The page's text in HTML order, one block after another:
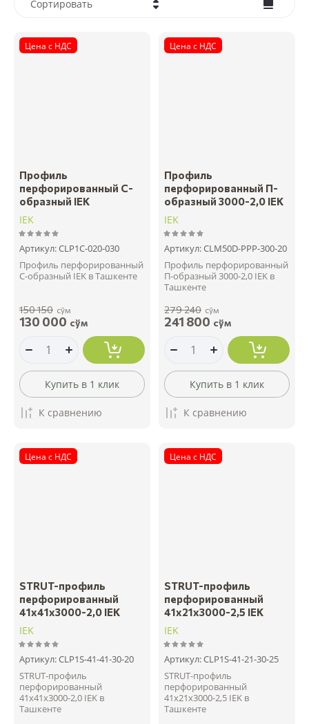
Сортировать
Цена - возрастание
Цена с НДС
Профиль
перфорированный C-
образный IEK
IEK
Артикул:CLP1C-020-030
Профиль перфорированный
C-образный IEK в Ташкенте
150 150 сўм
130 000 сўм
Купить в 1 клик
К сравнению
Цена с НДС
Профиль
перфорированный П-
образный 3000-2,0 IEK
IEK
Артикул:CLM50D-PPP-300-20
Профиль перфорированный
П-образный 3000-2,0 IEK в
Ташкенте
279 240 сўм
241 800 сўм
Купить в 1 клик
К сравнению
Цена с НДС
STRUT-профиль
перфорированный
41x41х3000-2,0 IEK
IEK
Артикул:CLP1S-41-41-30-20
STRUT-профиль
перфорированный
41x41х3000-2,0 IEK в
Ташкенте
Цена с НДС
STRUT-профиль
перфорированный
41x21х3000-2,5 IEK
IEK
Артикул:CLP1S-41-21-30-25
STRUT-профиль
перфорированный
41x21х3000-2,5 IEK в
Ташкенте